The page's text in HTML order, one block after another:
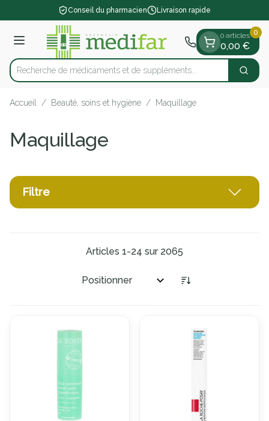
Aller au contenu
1 de 1Conseil du pharmacien Livraison rapide
Menu
Rechercher
Recherche de médicaments et de su
0 articles
0,00 €
0
Accueil / Beauté, soins et hygiène / Maquillage
Maquillage
Filtre
Articles 1-24 sur 2065
Trier par: